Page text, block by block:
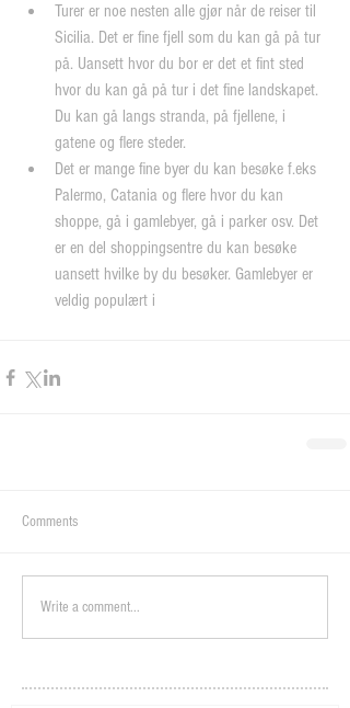
Turer er noe nesten alle gjør når de reiser til
Sicilia. Det er fine fjell som du kan gå på tur
på. Uansett hvor du bor er det et fint sted
hvor du kan gå på tur i det fine landskapet.
Du kan gå langs stranda, på fjellene, i
gatene og flere steder.
Det er mange fine byer du kan besøke f.eks
Palermo, Catania og flere hvor du kan
shoppe, gå i gamlebyer, gå i parker osv. Det
er en del shoppingsentre du kan besøke
uansett hvilke by du besøker. Gamlebyer er
veldig populært i
Comments
Write a comment...